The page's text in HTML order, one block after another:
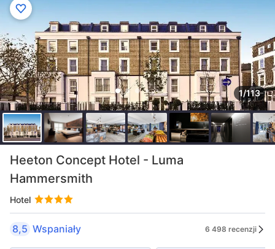
1/113
Heeton Concept Hotel - Luma
Hammersmith
Hotel
8,5 Wspaniały 6 498 recenzji